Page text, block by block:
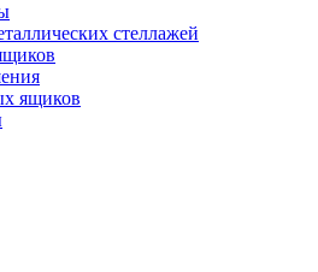
стеллажей
ящиков